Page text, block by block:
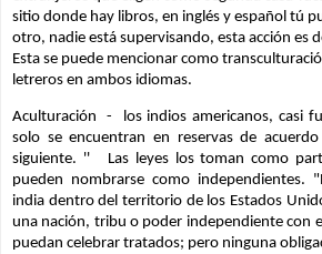
sitio donde hay libros, en inglés y español tú
otro, nadie está supervisando, esta acción es
Esta se puede mencionar como
letreros en ambos idiomas.
Aculturación  -  los indios americanos, casi
solo se encuentran en reservas de
siguiente. ''   Las leyes los toman como
pueden nombrarse como independientes.
india dentro del territorio de los Estados
una nación, tribu o poder independiente con
puedan celebrar tratados; pero ninguna